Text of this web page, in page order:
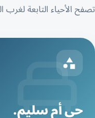
تصفح الأحياء التابعة
حي أم سليم.